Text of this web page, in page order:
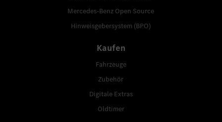
Mercedes-Benz Open Source
Hinweisgebersystem (BPO)
Kaufen
Fahrzeuge
Zubehör
Digitale Extras
Oldtimer